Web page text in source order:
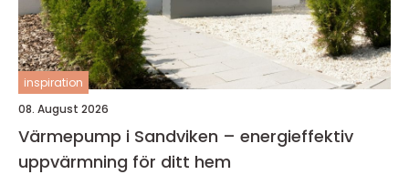
inspiration
08. August 2026
Värmepump i Sandviken – energieffektiv
uppvärmning för ditt hem